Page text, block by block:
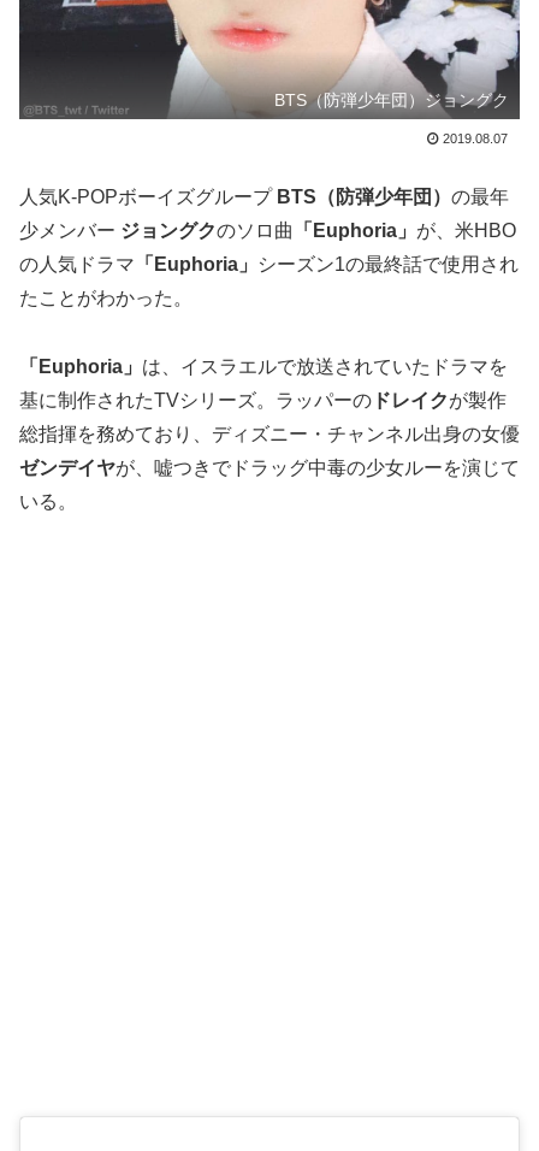
BTS（防弾少年団）ジョングク
2019.08.07
人気K-POPボーイズグループ BTS（防弾少年団） の最年
少メンバー ジョングクのソロ曲 「Euphoria」 が、米HBO
の人気ドラマ 「Euphoria」
シーズン1の最終話で使用され
たことがわかった。
「Euphoria」 は、イスラエルで放送されていたドラマを
基に制作されたTVシリーズ。ラッパーの ドレイクが製作
総指揮を務めており、ディズニー・チャンネル出身の女優
ゼンデイヤが、嘘つきでドラッグ中毒の少女ルーを演じて
いる。